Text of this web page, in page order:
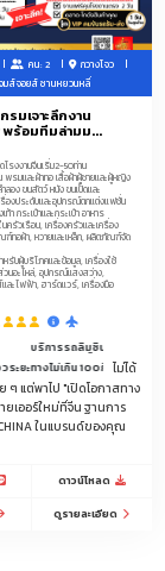
คน: 2
กวางโจว
มส์จอยส์ ซานหยวนหลี่
รมเจาะลึกงาน
ร้อมทีมล่ามม...
รงงานจีนเริ่ม2-50ท่าน
พรมและผ้าทอ เสื้อผ้าผู้ชายและผู้หญิง
ลอง ขนสัตว์ หนัง ขนเป็ดและ
องประดับและอุปกรณ์ตกแต่งแฟชั่น
า กระเป๋าและกระเป๋า อาหาร
ครัวเรือน, เครื่องครัวและเครื่อง
ฑ์ทอผ้า, หวายและเหล็ก, ผลิตภัณฑ์จัด
รับผู้บริโภคและข้อมูล, เครื่องใช้
วนอะไหล่, อุปกรณ์แสงสว่าง,
ละไฟฟ้า, ฮาร์ดแวร์, เครื่องมือ
รถลีมูซีนพร้อมคนขับรถ ระหว่าง
น 100กิโลเมตร
ไม่ได้
ๆ แต่พาไป "เปิดโอกาสทาง
ยเออร์ใหม่ที่จีน ฐานการ
ในแบรนด์ของคุณ
ดาวน์โหลด
ดูรายละเอียด